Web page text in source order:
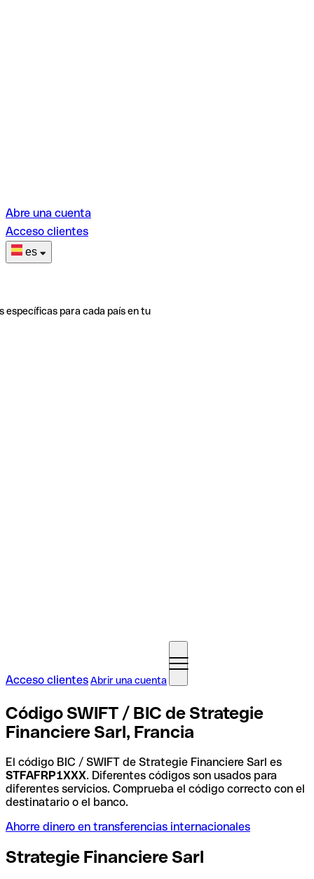
Abre una cuenta
Acceso clientes
es
específicas para cada país en tu
Acceso clientesAbrir una cuenta
Código SWIFT / BIC de Strategie
Financiere Sarl, Francia
El código BIC / SWIFT de Strategie Financiere Sarl es
STFAFRP1XXX. Diferentes códigos son usados para
diferentes servicios. Comprueba el código correcto con el
destinatario o el banco.
Ahorre dinero en transferencias internacionales
Strategie Financiere Sarl